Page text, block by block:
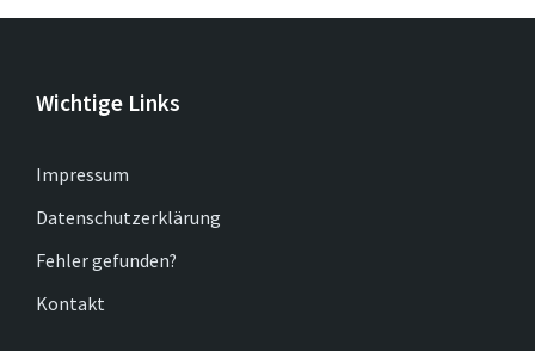
Wichtige Links
Impressum
Datenschutzerklärung
Fehler gefunden?
Kontakt